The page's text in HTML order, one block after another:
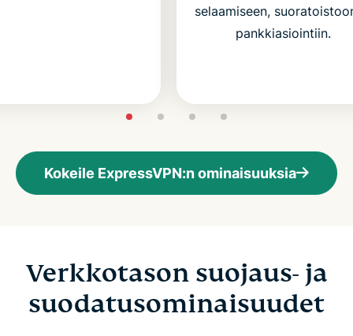
selaamiseen,
pankkiasiointiin.
Kokeile ExpressVPN:n ominaisuuksia
Verkkotason suojaus- ja
suodatusominaisuudet